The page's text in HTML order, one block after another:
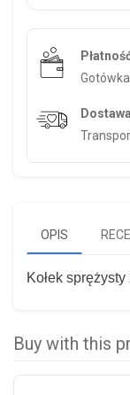
Dostawa
OPIS
Kołek
Buy with this